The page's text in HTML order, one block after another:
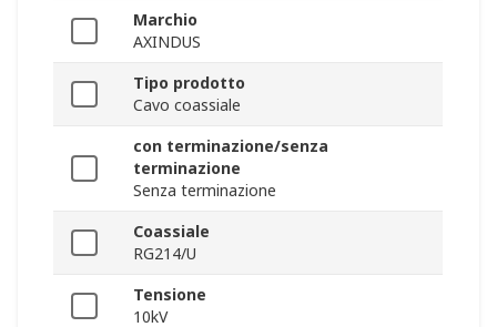
Marchio
AXINDUS
Tipo prodotto
Cavo coassiale
con terminazione/senza
terminazione
Senza terminazione
Coassiale
RG214/U
Tensione
10kV